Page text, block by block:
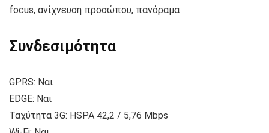
focus, ανίχνευση προσώπου, πανόραμα
Συνδεσιμότητα
GPRS: Ναι
EDGE: Ναι
Ταχύτητα 3G: HSPA 42,2 / 5,76 Mbps